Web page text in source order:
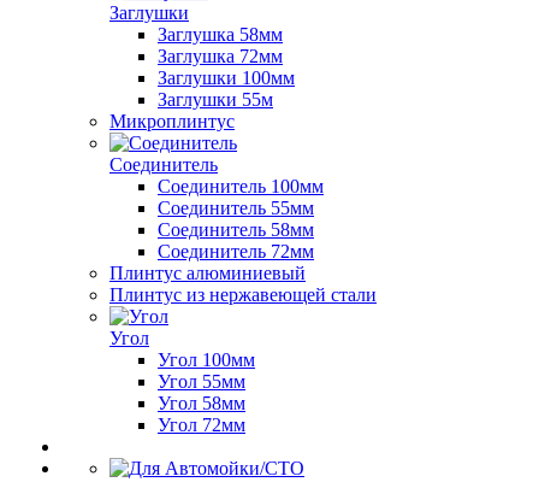
Заглушки
Заглушка 58мм
Заглушка 72мм
Заглушки 100мм
Заглушки 55м
Микроплинтус
Соединитель
Соединитель 100мм
Соединитель 55мм
Соединитель 58мм
Соединитель 72мм
Плинтус алюминиевый
Плинтус из нержавеющей стали
Угол
Угол 100мм
Угол 55мм
Угол 58мм
Угол 72мм